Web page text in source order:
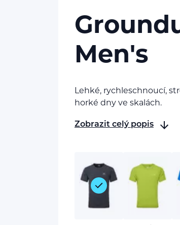
Men's
Lehké, rychleschnoucí,
horké dny ve skalách.
Zobrazit celý popis